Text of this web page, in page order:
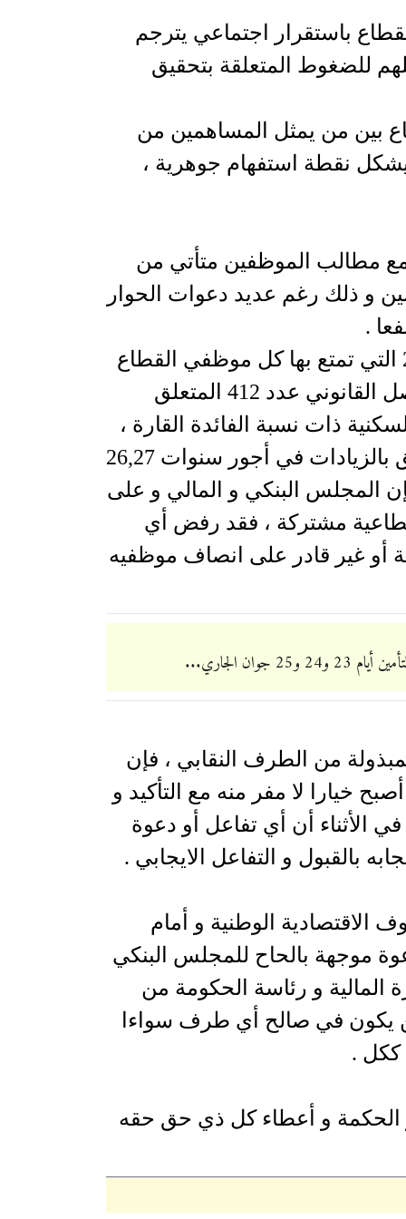
باستقرار اجتماعي يترجم
للضغوط المتعلقة بتحقيق
بين من يمثل المساهمين من
نقطة استفهام جوهرية ،
مطالب الموظفين متأتي من
و ذلك رغم عديد دعوات الحوار
.
2 مطالب الموظفين متعلقة بزيادات سنة 2025 التي تمتع بها كل موظفي القطاع
العام و عدة قطاعات خاصة و أيضا تطبيق الفصل القانوني عدد 412 المتعلق
ذات نسبة الفائدة القارة ،
ثم و بعد صدور الأمر الترتيبي الحكومي المتعلق بالزيادات في أجور سنوات 26,27
فإن المجلس البنكي و المالي و على
مشتركة ، فقد رفض أي
أو غير قادر على انصاف موظفيه
الجاري...
من الطرف النقابي ، فإن
24 و 25 جوان المقبل أصبح خيارا لا مفر منه مع التأكيد و
الأثناء أن أي تفاعل أو دعوة
بالقبول و التفاعل الايجابي .
الاقتصادية الوطنية و أمام
موجهة بالحاح للمجلس البنكي
المالية و رئاسة الحكومة من
يكون في صالح أي طرف سواءا
ككل .
الحكمة و أعطاء كل ذي حق حقه